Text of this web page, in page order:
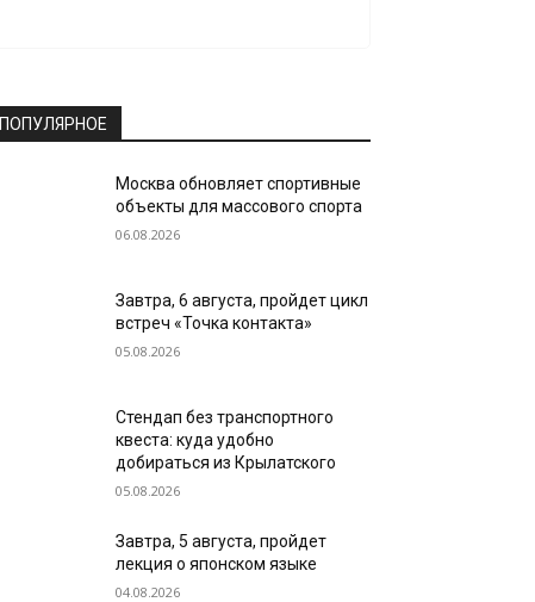
ПОПУЛЯРНОЕ
Москва обновляет спортивные
объекты для массового спорта
06.08.2026
Завтра, 6 августа, пройдет цикл
встреч «Точка контакта»
05.08.2026
Стендап без транспортного
квеста: куда удобно
добираться из Крылатского
05.08.2026
Завтра, 5 августа, пройдет
лекция о японском языке
04.08.2026